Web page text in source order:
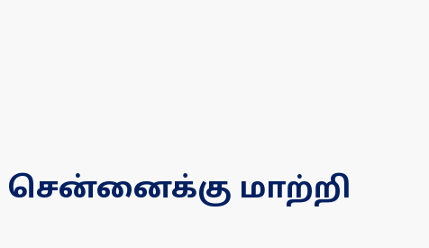
சென்னைக்கு மாற்றி